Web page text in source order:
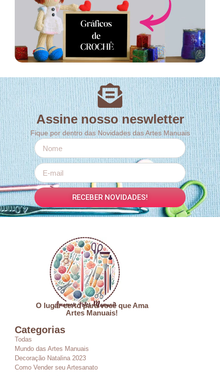
Assine nosso neswletter
Fique por dentro das Novidades das Artes Manuais
RECEBER NOVIDADES!
O lugar certo para você que Ama
Artes Manuais!
Categorias
Todas
Mundo das Artes Manuais
Decoração Natalina 2023
Como Vender seu Artesanato